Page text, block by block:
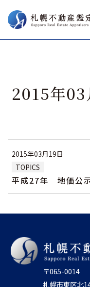
2015年03
2015年03月19日
TOPICS
平成27年 地価公
〒065-0014
札幌市東区北